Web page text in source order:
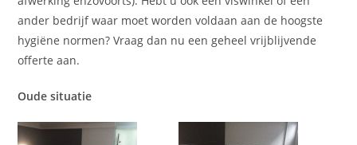
ander bedrijf waar moet worden voldaan aan de hoogste
hygiëne normen? Vraag dan nu een geheel vrijblijvende
offerte aan.
Oude situatie